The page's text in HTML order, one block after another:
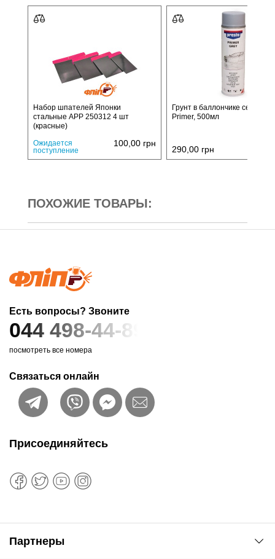
Набор шпателей Японки
стальные APP 250312 4 шт
(красные)
Ожидается
поступление
100,00 грн
Грунт в баллончике серый
Primer, 500мл
290,00 грн
ПОХОЖИЕ ТОВАРЫ:
Есть вопросы? Звоните
044 498-44-89
посмотреть все номера
Связаться онлайн
Присоединяйтесь
Партнеры